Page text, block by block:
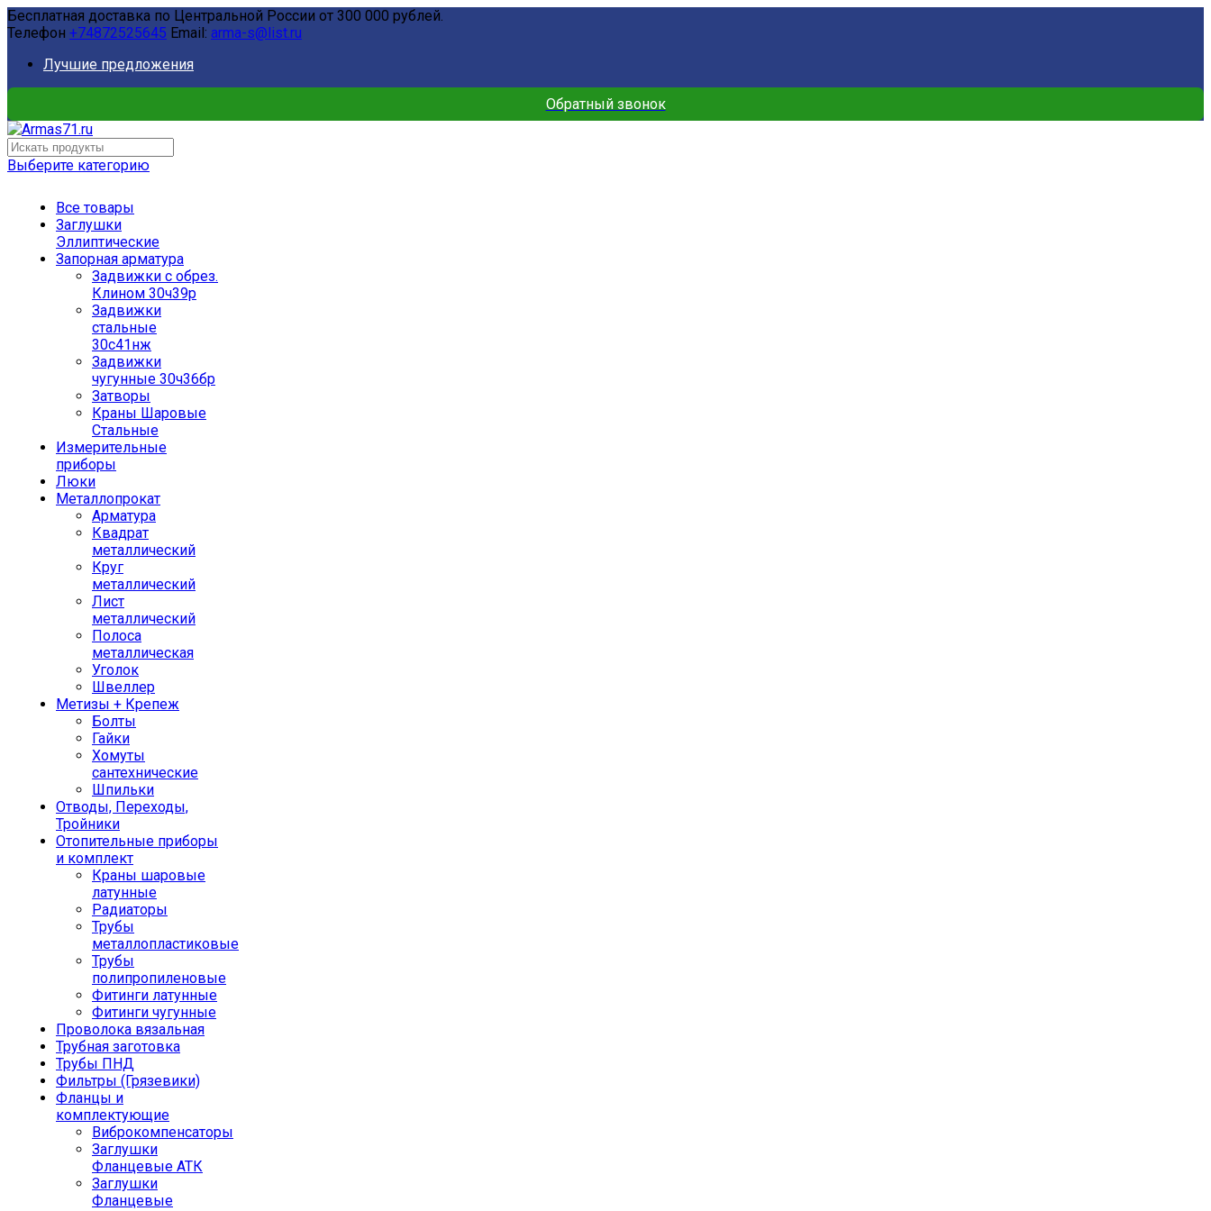
Бесплатная доставка по Центральной России от 300 000 рублей.
Телефон +74872525645 Email: arma-s@list.ru
Лучшие предложения
Обратный звонок
Выберите категорию
Все товары
Заглушки
Эллиптические
Запорная арматура
Задвижки с обрез.
Клином 30ч39р
Задвижки
стальные
30с41нж
Задвижки
чугунные 30ч36бр
Затворы
Краны Шаровые
Стальные
Измерительные
приборы
Люки
Металлопрокат
Арматура
Квадрат
металлический
Круг
металлический
Лист
металлический
Полоса
металлическая
Уголок
Швеллер
Метизы + Крепеж
Болты
Гайки
Хомуты
сантехнические
Шпильки
Отводы, Переходы,
Тройники
Отопительные приборы
и комплект
Краны шаровые
латунные
Радиаторы
Трубы
металлопластиковые
Трубы
полипропиленовые
Фитинги латунные
Фитинги чугунные
Проволока вязальная
Трубная заготовка
Трубы ПНД
Фильтры (Грязевики)
Фланцы и
комплектующие
Виброкомпенсаторы
Заглушки
Фланцевые АТК
Заглушки
Фланцевые